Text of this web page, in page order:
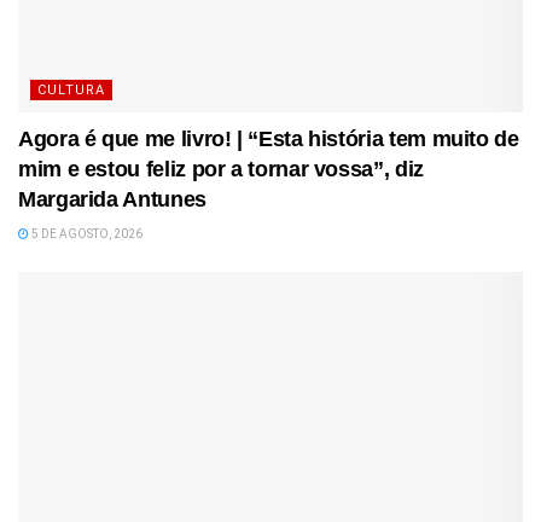
CULTURA
Agora é que me livro! | “Esta história tem muito de
mim e estou feliz por a tornar vossa”, diz
Margarida Antunes
5 DE AGOSTO, 2026